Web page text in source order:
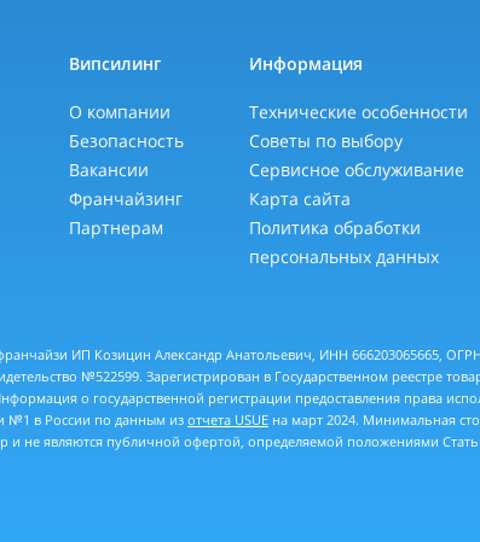
Випсилинг
О компании
Безопасность
Вакансии
Франчайзинг
Партнерам
Информация
Технические особенности
Советы по выбору
Сервисное обслуживание
Карта сайта
Политика обработки
персональных данных
ИП Козицин Александр Анатольевич, ИНН 666203065665,
№522599. Зарегистрирован в Государственном реестре
о государственной регистрации предоставления права
№1 в России по данным изотчета USUE на март 2024. Минимальная
не являются публичной офертой, определяемой положениями